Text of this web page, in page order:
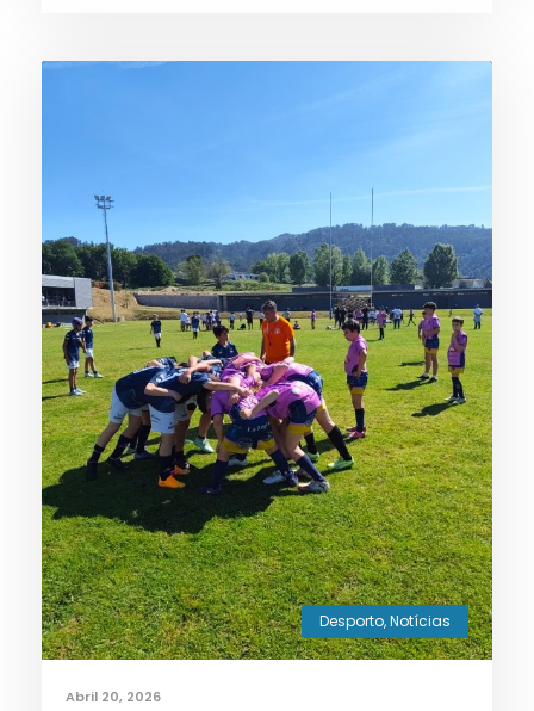
Desporto,Notícias
Abril 20, 2026